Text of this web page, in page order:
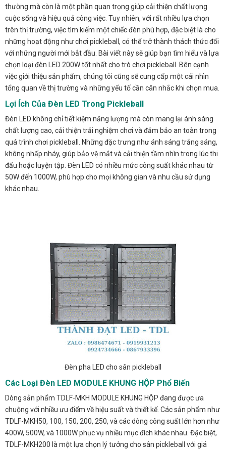
thường mà còn là một phần quan trọng giúp cải thiện chất lượng
cuộc sống và hiệu quả công việc. Tuy nhiên, với rất nhiều lựa chọn
trên thị trường, việc tìm kiếm một chiếc đèn phù hợp, đặc biệt là cho
những hoạt động như chơi pickleball, có thể trở thành thách thức đối
với những người mới bắt đầu. Bài viết này sẽ giúp bạn tìm hiểu và lựa
chọn loại đèn LED 200W tốt nhất cho trò chơi pickleball. Bên cạnh
việc giới thiệu sản phẩm, chúng tôi cũng sẽ cung cấp một cái nhìn
tổng quan về thị trường và những yếu tố cần cân nhắc khi chọn mua.
Lợi Ích Của Đèn LED Trong Pickleball
Đèn LED không chỉ tiết kiệm năng lượng mà còn mang lại ánh sáng
chất lượng cao, cải thiện trải nghiệm chơi và đảm bảo an toàn trong
quá trình chơi pickleball. Những đặc trưng như ánh sáng trắng sáng,
không nhấp nháy, giúp bảo vệ mắt và cải thiện tầm nhìn trong lúc thi
đấu hoặc luyện tập. Đèn LED có nhiều mức công suất khác nhau từ
50W đến 1000W, phù hợp cho mọi không gian và nhu cầu sử dụng
khác nhau.
Đèn pha LED cho sân pickleball
Các Loại Đèn LED MODULE KHUNG HỘP Phổ Biến
Dòng sản phẩm TDLF-MKH MODULE KHUNG HỘP đang được ưa
chuộng với nhiều ưu điểm về hiệu suất và thiết kế. Các sản phẩm như
TDLF-MKH50, 100, 150, 200, 250, và các dòng công suất lớn hơn như
400W, 500W, và 1000W phục vụ nhiều mục đích khác nhau. Đặc biệt,
TDLF-MKH200 là một lựa chọn lý tưởng cho sân pickleball với giá